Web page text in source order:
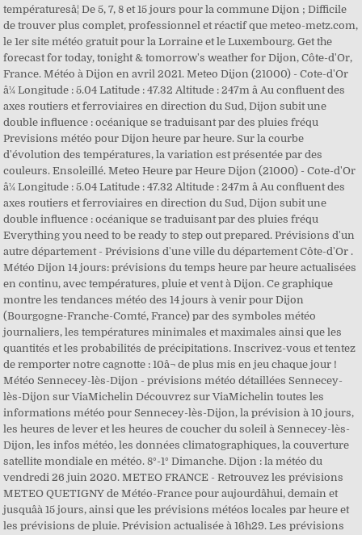
températuresâ¦ De 5, 7, 8 et 15 jours pour la commune Dijon ; Difficile
de trouver plus complet, professionnel et réactif que meteo-metz.com,
le 1er site météo gratuit pour la Lorraine et le Luxembourg. Get the
forecast for today, tonight & tomorrow's weather for Dijon, Côte-d'Or,
France. Météo à Dijon en avril 2021. Meteo Dijon (21000) - Cote-d'Or
â¼ Longitude : 5.04 Latitude : 47.32 Altitude : 247m â Au confluent des
axes routiers et ferroviaires en direction du Sud, Dijon subit une
double influence : océanique se traduisant par des pluies fréqu
Previsions météo pour Dijon heure par heure. Sur la courbe
d'évolution des températures, la variation est présentée par des
couleurs. Ensoleillé. Meteo Heure par Heure Dijon (21000) - Cote-d'Or
â¼ Longitude : 5.04 Latitude : 47.32 Altitude : 247m â Au confluent des
axes routiers et ferroviaires en direction du Sud, Dijon subit une
double influence : océanique se traduisant par des pluies fréqu
Everything you need to be ready to step out prepared. Prévisions d'un
autre département - Prévisions d'une ville du département Côte-d'Or .
Météo Dijon 14 jours: prévisions du temps heure par heure actualisées
en continu, avec températures, pluie et vent à Dijon. Ce graphique
montre les tendances météo des 14 jours à venir pour Dijon
(Bourgogne-Franche-Comté, France) par des symboles météo
journaliers, les températures minimales et maximales ainsi que les
quantités et les probabilités de précipitations. Inscrivez-vous et tentez
de remporter notre cagnotte : 10â¬ de plus mis en jeu chaque jour !
Météo Sennecey-lès-Dijon - prévisions météo détaillées Sennecey-
lès-Dijon sur ViaMichelin Découvrez sur ViaMichelin toutes les
informations météo pour Sennecey-lès-Dijon, la prévision à 10 jours,
les heures de lever et les heures de coucher du soleil à Sennecey-lès-
Dijon, les infos météo, les données climatographiques, la couverture
satellite mondiale en météo. 8°-1° Dimanche. Dijon : la météo du
vendredi 26 juin 2020. METEO FRANCE - Retrouvez les prévisions
METEO QUETIGNY de Météo-France pour aujourdâhui, demain et
jusquâà 15 jours, ainsi que les prévisions météos locales par heure et
les prévisions de pluie. Prévision actualisée à 16h29. Les prévisions